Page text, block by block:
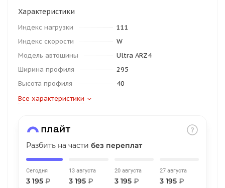
Характеристики
Индекс нагрузки
111
Индекс скорости
W
Модель автошины
Ultra ARZ4
Ширина профиля
295
Высота профиля
40
Все характеристики
Разбить на части без переплат
Сегодня
3 195 ₽
13 августа
3 195₽
20 августа
3 195 ₽
27 августа
3 195 ₽
Остались вопросы?
8 800 302-02-51